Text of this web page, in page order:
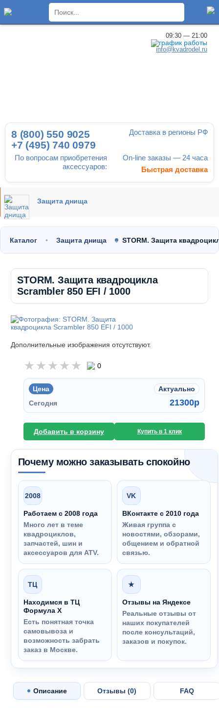
09:30 — 21:00
info@kvadrodel.ru
По вопросам приобретения
аксессуаров:
8 (800) 550 9025
+7 (495) 740 0979
Доставка в регионы РФ
On-line заказы — 24 часа
Быстрая доставка
Защита днища
Каталог Защита днища STORM. Защита
STORM. Защита квадроцикла
Scrambler 850 EFI / 1000
Дополнительные изображения отсутствуют.
0
Цена
Актуально
Сегодня
21300p
Добавить в корзину Купить в 1 клик
Почему можно заказывать спокойно
2008
Работаем с 2008 года
Много лет в теме
квадроциклов,
запчастей, шин и
аксессуаров для ATV.
VK
ВКонтакте с 2010 года
Живая группа с
новостями, обзорами,
общением и обратной
связью.
ТЦ
Находимся в ТЦ
Формула Х
Есть понятная точка
самовывоза и
возможность забрать
заказ в Москве.
★
Отзывы на Яндексе
Реальные отзывы от
наших покупателей
после консультаций,
заказов и покупок.
Описание Отзывы (0) FAQ
×